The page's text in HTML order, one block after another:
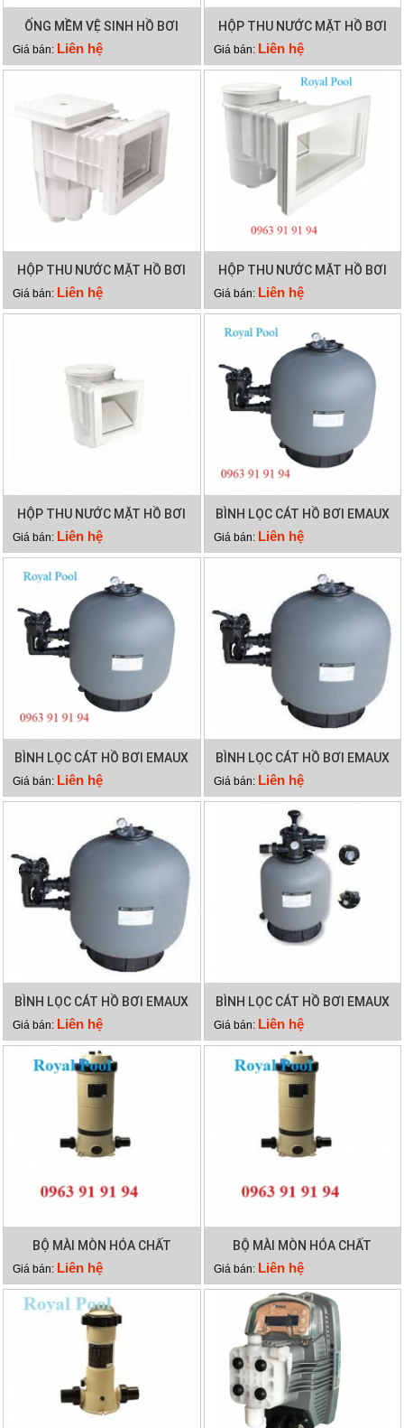
ỐNG MỀM VỆ SINH HỒ BƠI
12M 2 LỚP
Giá bán: Liên hệ
HỘP THU NƯỚC MẶT HỒ BƠI
EMAUX EM0140
Giá bán: Liên hệ
HỘP THU NƯỚC MẶT HỒ BƠI
EMAUX EM0130
Giá bán: Liên hệ
HỘP THU NƯỚC MẶT HỒ BƠI
EMAUX EM0020
Giá bán: Liên hệ
HỘP THU NƯỚC MẶT HỒ BƠI
EMAUX EM0010
Giá bán: Liên hệ
BÌNH LỌC CÁT HỒ BƠI EMAUX
SP500
Giá bán: Liên hệ
BÌNH LỌC CÁT HỒ BƠI EMAUX
SP450
Giá bán: Liên hệ
BÌNH LỌC CÁT HỒ BƠI EMAUX
SP650
Giá bán: Liên hệ
BÌNH LỌC CÁT HỒ BƠI EMAUX
SP700
Giá bán: Liên hệ
BÌNH LỌC CÁT HỒ BƠI EMAUX
P350
Giá bán: Liên hệ
BỘ MÀI MÒN HÓA CHẤT
EMAUX CLL-75
Giá bán: Liên hệ
BỘ MÀI MÒN HÓA CHẤT
EMAUX CLL-50
Giá bán: Liên hệ